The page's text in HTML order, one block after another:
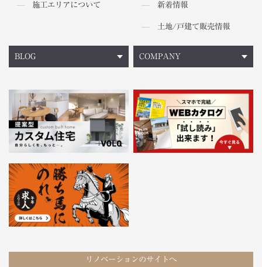
施工エリアについて 新着情報
土地/戸建て販売情報
BLOG COMPANY
リノベーションのサイトへ